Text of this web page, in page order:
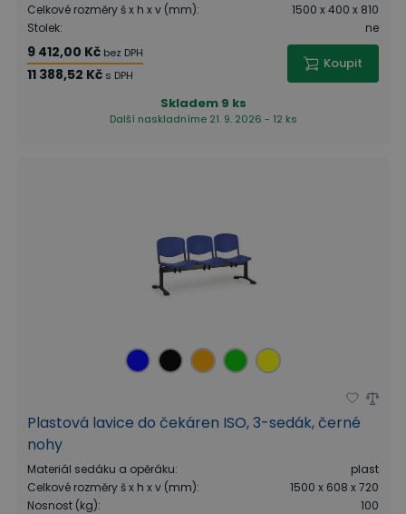
Celkové rozměry š x h x v (mm):
1500 x 400 x 810
Stolek: ne
9 412,00 Kč bez DPH
11 388,52 Kč s DPH
Koupit
Skladem 9 ks
Další naskladníme 21. 9. 2026 - 12 ks
Plastová lavice do čekáren ISO, 3-sedák, černé
nohy
Materiál sedáku a opěráku:
plast
Celkové rozměry š x h x v (mm):
1500 x 608 x 720
Nosnost (kg): 100